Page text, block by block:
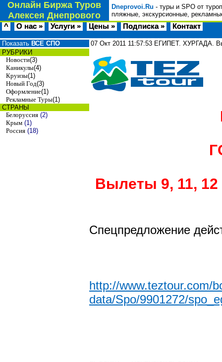
Онлайн Биржа Туров
Алексея Днепрового
Dneprovoi.Ru - туры и SPO от
пляжные, экскурсионные,
^ О нас » Услуги » Цены » Подписка » Контакт
Показать ВСЕ СПО
РУБРИКИ
Новости(3)
Каникулы(4)
Круизы(1)
Новый Год(3)
Оформление(1)
Рекламные Туры(1)
СТРАНЫ
Белоруссия (2)
Крым (1)
Россия (18)
07 Окт 2011 11:57:53 ЕГИПЕТ. ХУРГАДА.
Вылеты 9, 11, 12
Спецпредложение
http://www.teztour.com/
data/Spo/9901272/